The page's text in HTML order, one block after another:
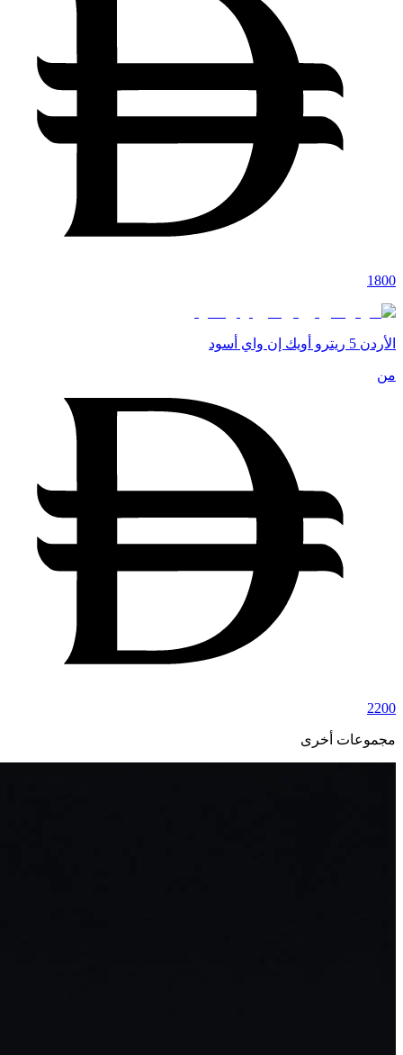
1800
الأردن 5 ريترو أويك إن واي أسود
من
2200
مجموعات أخرى